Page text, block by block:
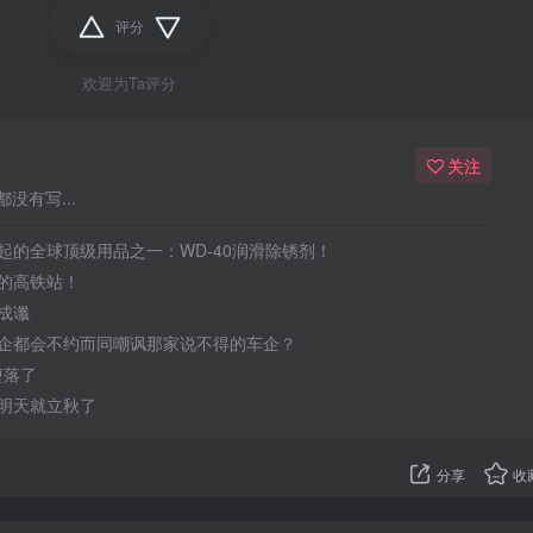
评分
欢迎为Ta评分
没有写...
关注
的全球顶级用品之一：WD-40润滑除锈剂！
高铁站！
谶
都会不约而同嘲讽那家说不得的车企？
了
天就立秋了
分享 收